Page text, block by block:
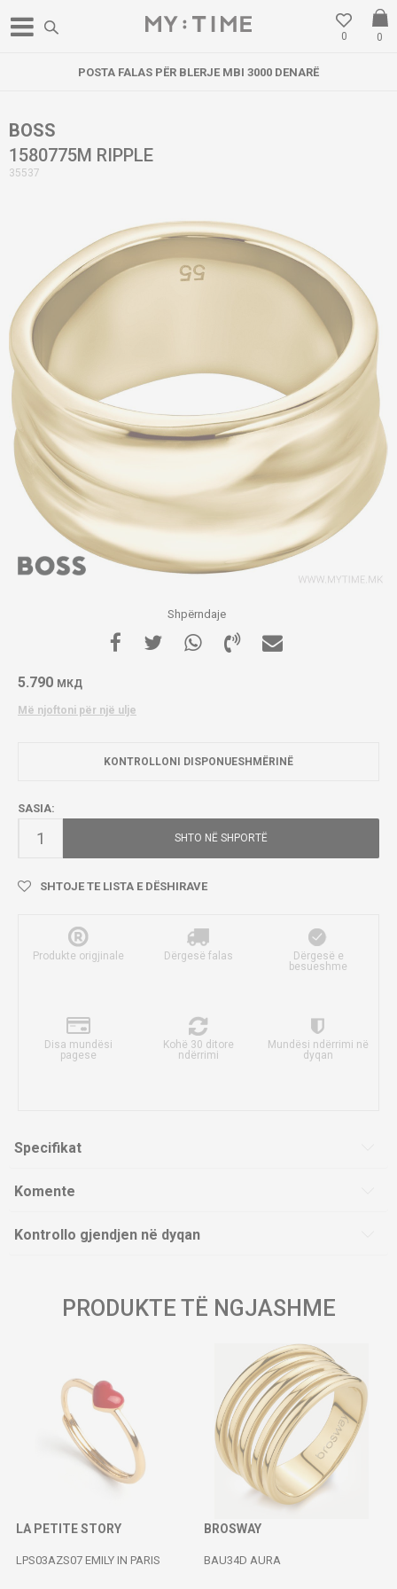
0
0
POSTA FALAS PËR BLERJE MBI 3000 DENARË
BOSS
1580775M RIPPLE
35537
Shpërndaje
5.790 МКД
Më njoftoni për një ulje
KONTROLLONI DISPONUESHMËRINË
SASIA:
SHTO NË SHPORTË
SHTOJE TE LISTA E DËSHIRAVE
Produkte origjinale Dërgesë falas
Dërgesë e
besueshme
Disa mundësi
pagese
Kohë 30 ditore
ndërrimi
Mundësi ndërrimi në
dyqan
Specifikat
Komente
Kontrollo gjendjen në dyqan
PRODUKTE TË NGJASHME
LA PETITE STORY
LPS03AZS07 EMILY IN PARIS
BROSWAY
BAU34D AURA